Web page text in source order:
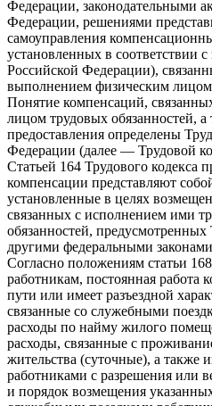
Федерации, законодательными
Федерации, решениями
самоуправления
установленных в соответствии с
Российской Федерации),
выполнением физическим лицом
Понятие компенсаций,
лицом трудовых обязанностей, а
предоставления определены
Федерации (далее — Трудовой
Статьей 164 Трудового кодекса
компенсации представляют
установленные в целях
связанных с исполнением ими
обязанностей,
другими федеральными
Согласно положениям статьи
работникам, постоянная работа
пути или имеет разъездной
связанные со служебными
расходы по найму жилого
расходы, связанные с
жительства (суточные), а также
работниками с разрешения или
и порядок возмещения